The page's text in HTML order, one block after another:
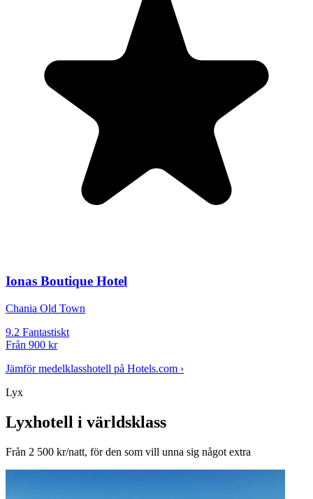
Ionas Boutique Hotel
Chania Old Town
9.2 Fantastiskt
Från 900 kr
Jämför medelklasshotell på Hotels.com ›
Lyx
Lyxhotell i världsklass
Från 2 500 kr/natt, för den som vill unna sig något extra